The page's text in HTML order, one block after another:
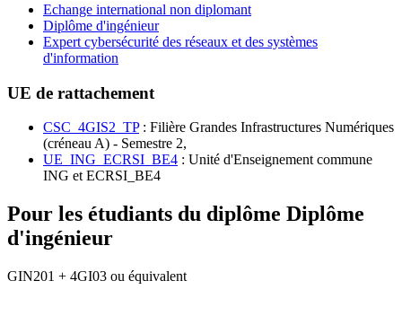
Echange international non diplomant
Diplôme d'ingénieur
Expert cybersécurité des réseaux et des systèmes
d'information
UE de rattachement
CSC_4GIS2_TP: Filière Grandes Infrastructures Numériques
(créneau A) - Semestre 2,
UE_ING_ECRSI_BE4 : Unité d'Enseignement commune
ING et ECRSI_BE4
Pour les étudiants du diplôme Diplôme
d'ingénieur
GIN201 + 4GI03 ou équivalent